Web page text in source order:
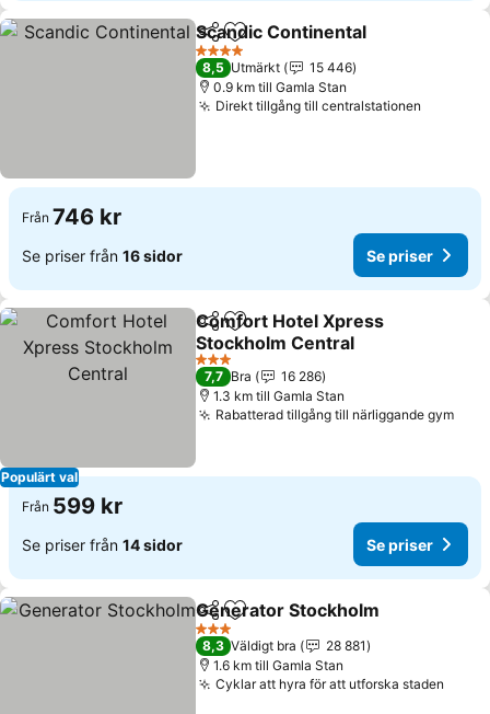
Dela Lägg till i Mina Favoriter
Scandic Continental
4 Stjärnor
8,5 Utmärkt
15 446
0.9 km till Gamla Stan
Direkt tillgång till centralstationen
Från 746 kr
Se priser från 16 sidor Se priser
Populärt val
Dela Lägg till i Mina Favoriter
Comfort Hotel Xpress
Stockholm Central
3 Stjärnor
7,7 Bra
16 286
1.3 km till Gamla Stan
Rabatterad tillgång till närliggande gym
Från 599 kr
Se priser från 14 sidor Se priser
Dela Lägg till i Mina Favoriter
Generator Stockholm
3 Stjärnor
8,3 Väldigt bra
28 881
1.6 km till Gamla Stan
Cyklar att hyra för att utforska staden